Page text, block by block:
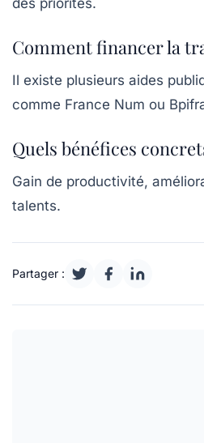
des priorités.
Comment financer la
Il existe plusieurs aides
comme France Num ou
Quels bénéfices
Gain de productivité,
talents.
Partager :